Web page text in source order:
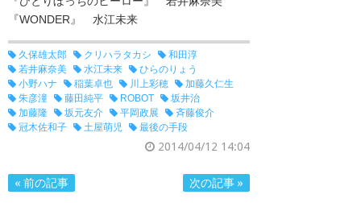
『WONDER』 水江未来
久保雄太郎 クリハラタカシ
和田淳
若井麻奈美
水江未来
ひらのりょう
小野ハナ
稲葉卓也 川上彩穂
加藤久仁生
朱彦潼
藤田純平 ROBOT
坂井治
加藤隆
坂元友介 平岡政展
斉藤俊介
冠木佐和子
土屋萌児 最後の手段
2014/04/12 14:04
« 前の記事 次の記事 »